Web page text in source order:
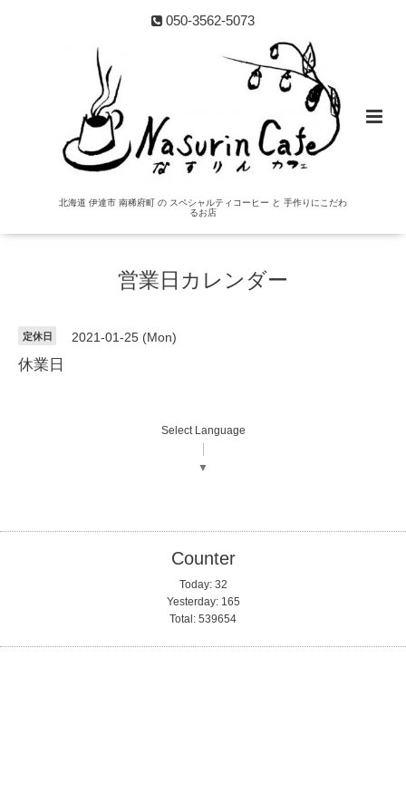
050-3562-5073
北海道 伊達市 南稀府町 の スペシャルティコーヒー と 手作りにこだわ
るお店
営業日カレンダー
定休日 2021-01-25 (Mon)
休業日
Select Language
▼
Counter
Today: 32
Yesterday: 165
Total: 539654